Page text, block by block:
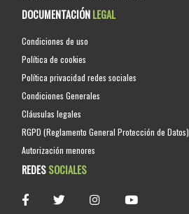
DOCUMENTACIÓNLEGAL
Condiciones de uso
Política de cookies
Política privacidad redes sociales
Condiciones Generales
Cláusulas legales
RGPD (Reglamento General Protección de Datos)
Autorización menores
REDESSOCIALES